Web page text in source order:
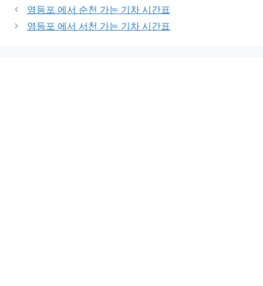
영등포 에서 순천 가는 기차 시간표
영등포 에서 서천 가는 기차 시간표